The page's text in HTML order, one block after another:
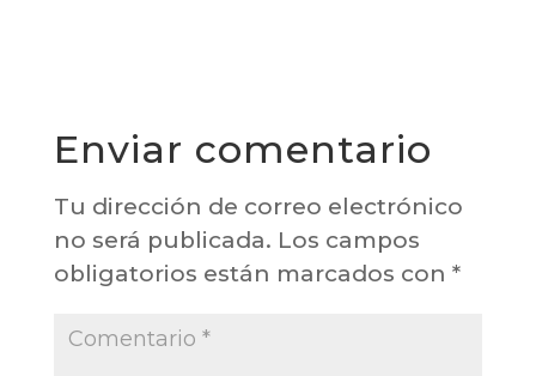
Enviar comentario
Tu dirección de correo electrónico
no será publicada. Los campos
obligatorios están marcados con *